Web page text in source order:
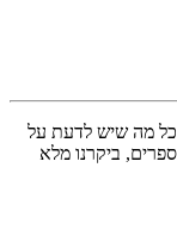
כל מה שיש לדעת על
ביקרנו מלא